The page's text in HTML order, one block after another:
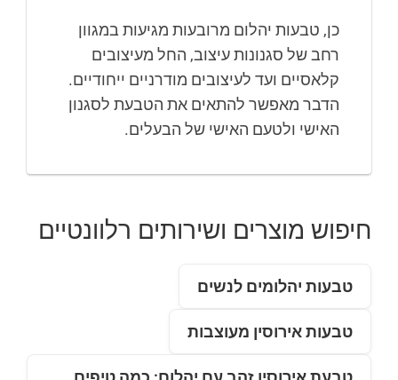
כן, טבעות יהלום מרובעות מגיעות במגוון
רחב של סגנונות עיצוב, החל מעיצובים
קלאסיים ועד לעיצובים מודרניים ייחודיים.
הדבר מאפשר להתאים את הטבעת לסגנון
האישי ולטעם האישי של הבעלים.
חיפוש מוצרים ושירותים רלוונטיים
טבעות יהלומים לנשים
טבעות אירוסין מעוצבות